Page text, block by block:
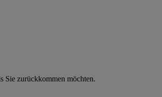
Sie zurückkommen möchten.